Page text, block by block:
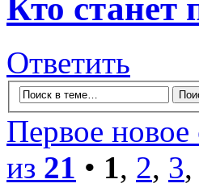
Кто станет
Ответить
Первое
из 21 • 1, 2, 3,